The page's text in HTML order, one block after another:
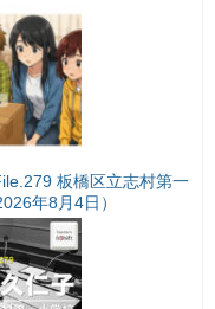
板橋区立志村第一
年8月4日）